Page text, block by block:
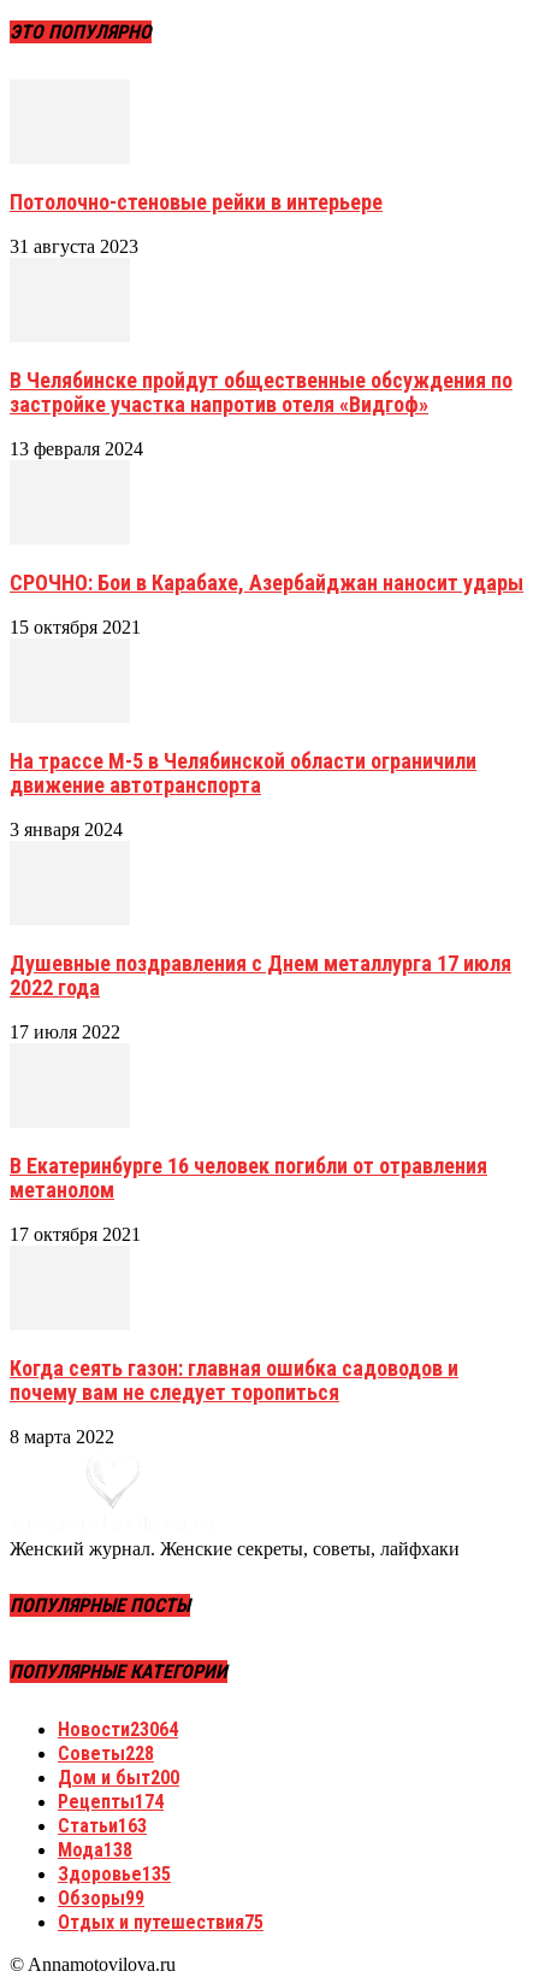
ЭТО ПОПУЛЯРНО
Потолочно-стеновые рейки в интерьере
31 августа 2023
В Челябинске пройдут общественные обсуждения по
застройке участка напротив отеля «Видгоф»
13 февраля 2024
СРОЧНО: Бои в Карабахе, Азербайджан наносит удары
15 октября 2021
На трассе М-5 в Челябинской области ограничили
движение автотранспорта
3 января 2024
Душевные поздравления с Днем металлурга 17 июля
2022 года
17 июля 2022
В Екатеринбурге 16 человек погибли от отравления
метанолом
17 октября 2021
Когда сеять газон: главная ошибка садоводов и
почему вам не следует торопиться
8 марта 2022
Женский журнал. Женские секреты, советы, лайфхаки
ПОПУЛЯРНЫЕ ПОСТЫ
ПОПУЛЯРНЫЕ КАТЕГОРИИ
Новости23064
Советы228
Дом и быт200
Рецепты174
Статьи163
Мода138
Здоровье135
Обзоры99
Отдых и путешествия75
© Annamotovilova.ru